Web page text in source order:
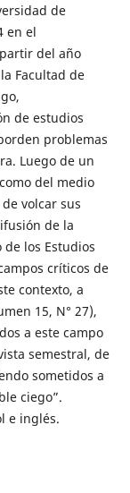
de
en el
del año
Facultad de
de estudios
problemas
Luego de un
del medio
volcar sus
de la
los Estudios
críticos de
contexto, a
15, N° 27),
a este campo
semestral, de
sometidos a
ciego”.
e inglés.